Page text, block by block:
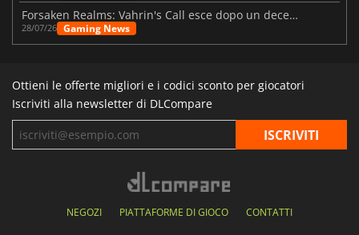
Forsaken Realms: Vahrin's Call esce dopo un decennio di sviluppo
28/07/26 Gaming News
Ottieni le offerte migliori e i codici sconto per giocatori
Iscriviti alla newsletter di DLCompare
NEGOZI PIATTAFORME DI GIOCO CONTATTI